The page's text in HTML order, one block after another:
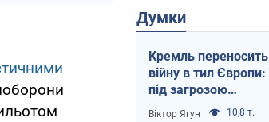
Думки
Кремль переносить
війну в тил Європи:
під загрозою
критична логістика
Віктор Ягун 10,8 т.